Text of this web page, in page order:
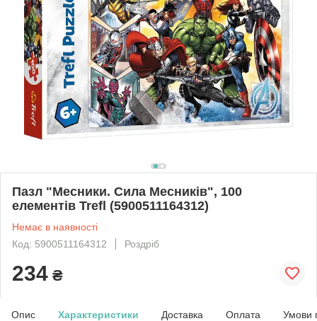
Пазл "Месники. Сила Месників", 100
елементів Trefl (5900511164312)
Немає в наявності
Код: 5900511164312
Роздріб
234 ₴
Опис Характеристики Доставка Оплата Умови